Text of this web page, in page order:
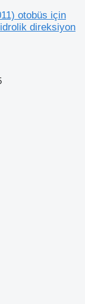
otobüs için
direksiyon